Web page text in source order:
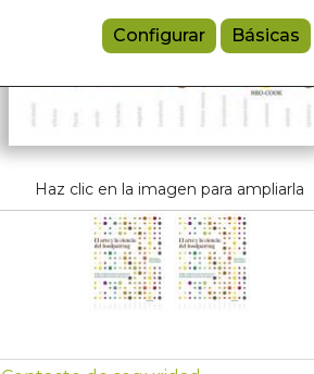
Configurar Básicas
Haz clic en la imagen para ampliarla